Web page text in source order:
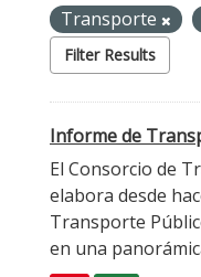
Transporte
Filter Results
Informe de
El Consorcio de
elabora desde
Transporte
en una